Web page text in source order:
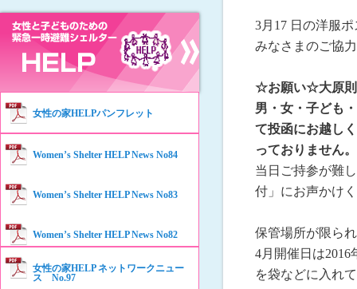
3月17 日の洋服
みなさまのご協
☆お願い☆大原
男・女・子ども
て投函にお越し
っておりません。
当日ご持参が難
付」にお声かけ
保管場所が限ら
4月開催日は2016
を袋などに入れ
女性の家HELPパンフレット
Women’s Shelter HELP News No84
Women’s Shelter HELP News No83
Women’s Shelter HELP News No82
Women’s Shelter HELP News No81
女性の家HELP ネットワークニュー
ス No.97